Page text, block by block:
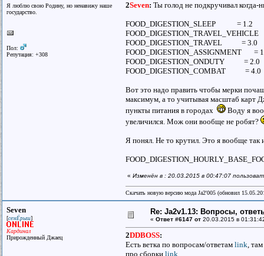
Я люблю свою Родину, но ненавижу наше
государство.
Пол:
Репутация: +308
2Seven: Ты голод не подкручивал когда-
FOOD_DIGESTION_SLEEP = 1.2
FOOD_DIGESTION_TRAVEL_VEHICLE
FOOD_DIGESTION_TRAVEL = 3.0
FOOD_DIGESTION_ASSIGNMENT =
FOOD_DIGESTION_ONDUTY = 2.0
FOOD_DIGESTION_COMBAT = 4.0
Вот это надо править чтобы мерки
максимум, а то учитывая масштаб карт
пункты питания в городах
Воду я
увеличился. Мож они вообще не робят?
Я понял. Не то крутил. Это я вообще так
« Изменён в : 20.03.2015 в 00:47:07
Скачать новую версию мода Ja2'005 (обновил
Seven
[семЁрыш]
Кардинал
Прирожденный Джаец
Re: Ja2v1.13: Вопросы,
« Ответ #6147 от 20.03.2015 в
2DDBOSS:
Есть ветка по вопросам/ответам link,
про сборки link